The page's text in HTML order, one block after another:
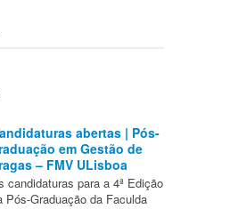
abertas | Pós-
em Gestão de
– FMV ULisboa
candidaturas para a 4ª Edição
Pós-Graduação da Faculda